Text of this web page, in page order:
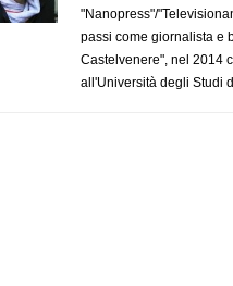
"Nanopress"/
passi come giornalista e
Castelvenere", nel 2014
all'Università degli Studi